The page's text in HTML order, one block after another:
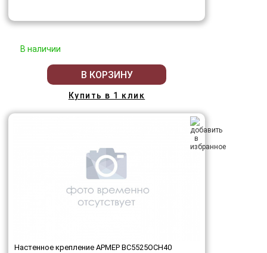
В наличии
В КОРЗИНУ
Купить в 1 клик
Настенное крепление АРМЕР ВС5525ОСН40